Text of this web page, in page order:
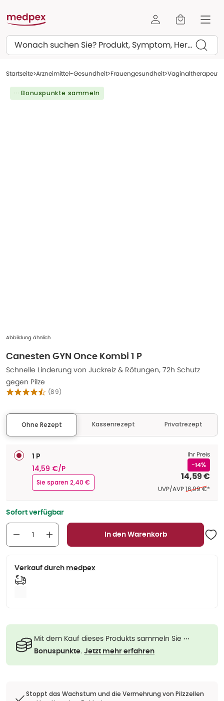
Suchen
Startseite Arzneimittel-Gesundheit Frauengesundheit
··· Bonuspunkte sammeln
Abbildung ähnlich
Canesten GYN Once Kombi 1 P
Schnelle Linderung von Juckreiz & Rötungen, 72h Schutz
gegen Pilze
(89)
Ohne Rezept Kassenrezept Privatrezept
1 P
14,59 €/P
Sie sparen 2,40 €
Ihr Preis
-14%
14,59 €
UVP/AVPEhemaliger
16,99 €*
Sofort verfügbar
In den Warenkorb
Verkauf durch medpex
Mit dem Kauf dieses Produkts sammeln Sie ···
Bonuspunkte. Jetzt mehr erfahren
Stoppt das Wachstum und die Vermehrung von Pilzzellen